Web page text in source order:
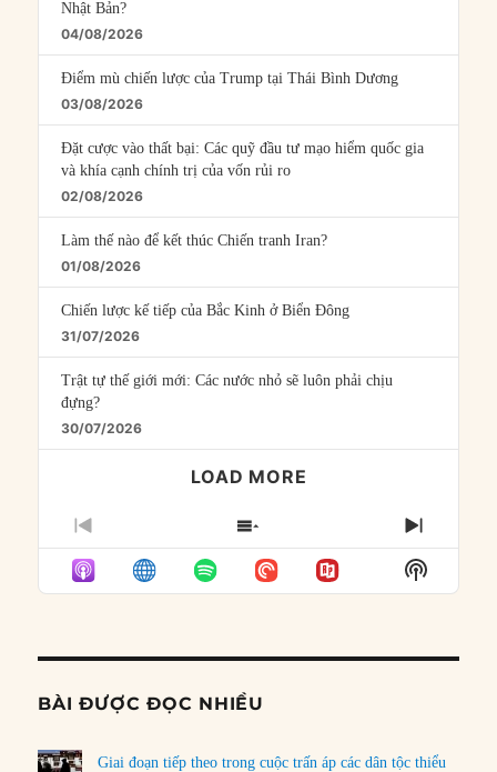
Nhật Bản?
04/08/2026
Điểm mù chiến lược của Trump tại Thái Bình Dương
03/08/2026
Đặt cược vào thất bại: Các quỹ đầu tư mạo hiểm quốc gia
và khía cạnh chính trị của vốn rủi ro
02/08/2026
Làm thế nào để kết thúc Chiến tranh Iran?
01/08/2026
Chiến lược kế tiếp của Bắc Kinh ở Biển Đông
31/07/2026
Trật tự thế giới mới: Các nước nhỏ sẽ luôn phải chịu
đựng?
30/07/2026
LOAD MORE
PREVIOUS
EPISODE
SHOW
EPISODES
LIST
NEXT
Show
Podcast
BÀI ĐƯỢC ĐỌC NHIỀU
Giai đoạn tiếp theo trong cuộc trấn áp các dân tộc thiểu